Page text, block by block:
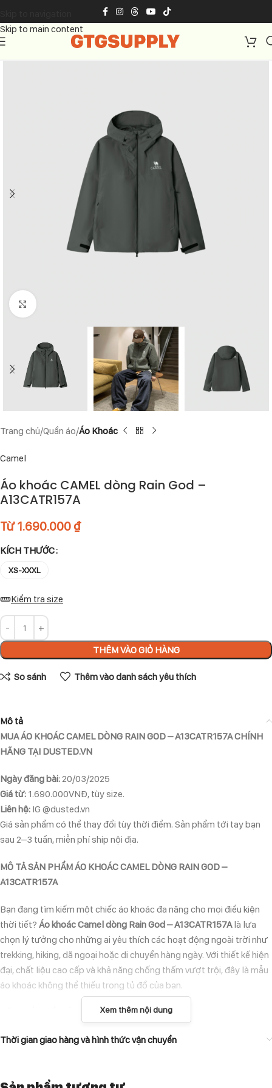
Skip to main content
Click to enlarge
Trang chủ Quần áo Áo Khoác
Camel
Áo khoác CAMEL dòng Rain God –
A13CATR157A
Từ1.690.000 ₫
KÍCH THƯỚC
XS-XXXL
Kiểm tra size
THÊM VÀO GIỎ HÀNG
So sánh Thêm vào danh sách yêu thích
Mô tả
MUA ÁO KHOÁC CAMEL DÒNG RAIN GOD – A13CATR157A CHÍNH
HÃNG TẠI DUSTED.VN
Ngày đăng bài:20/03/2025
Giá từ: 1.690.000VNĐ, tùy size.
Liên hệ: IG @dusted.vn
Giá sản phẩm có thể thay đổi tùy thời điểm. Sản phẩm tới tay bạn
sau 2–3 tuần, miễn phí ship nội địa.
MÔ TẢ SẢN PHẨM ÁO KHOÁC CAMEL DÒNG RAIN GOD –
A13CATR157A
Bạn đang tìm kiếm một chiếc áo khoác đa năng cho mọi điều kiện
thời tiết? Áo khoác Camel dòng Rain God – A13CATR157Alà lựa
chọn lý tưởng cho những ai yêu thích các hoạt động ngoài trời như
trekking, hiking, dã ngoại hoặc di chuyển hàng ngày. Với thiết kế hiện
đại, chất liệu cao cấp và khả năng chống thấm vượt trội, đây là mẫu
áo khoác không thể thiếu trong tủ đồ của bạn.
ĐẶC ĐIỂM NỔI BẬT CỦA ÁO KHOÁC CAMEL DÒNG RAIN GOD –
mù.
Xem thêm nội dung
Thời gian giao hàng và hình thức vận chuyển